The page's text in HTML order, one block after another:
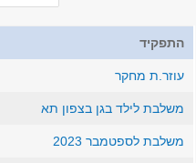
התפקיד
עוזר.ת מחקר
משלבת לילד בגן בצפון תא
משלבת לספטמבר 2023